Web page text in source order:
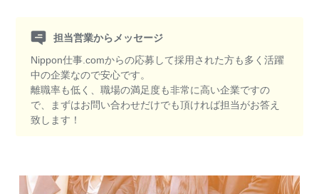
担当営業からメッセージ
Nippon仕事.comからの応募して採用された方も多く活躍
中の企業なので安心です。
離職率も低く、職場の満足度も非常に高い企業ですの
で、まずはお問い合わせだけでも頂ければ担当がお答え
致します！